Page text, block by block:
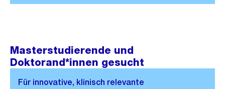
Masterstudierende und
Doktorand*innen gesucht